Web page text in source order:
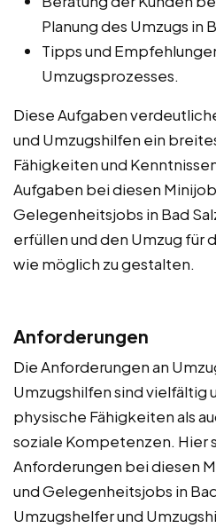
Planung des Umzugs in
Tipps und
Umzugsprozesses.
Diese Aufgaben
und Umzugshilfen ein
Fähigkeiten und
Aufgaben bei diesen
Gelegenheitsjobs in Bad
erfüllen und den Umzug für
wie möglich zu gestalten.
Anforderungen
Die Anforderungen an
Umzugshilfen sind vielfältig
physische Fähigkeiten als
soziale Kompetenzen. Hier
Anforderungen bei diesen
und Gelegenheitsjobs in
Umzugshelfer und